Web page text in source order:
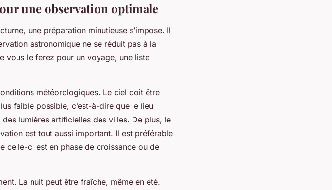
une observation optimale
une préparation minutieuse s’impose. Il
astronomique ne se réduit pas à la
vous le ferez pour un voyage, une liste
météorologiques. Le ciel doit être
faible possible, c’est-à-dire que le lieu
lumières artificielles des villes. De plus, le
est tout aussi important. Il est préférable
celle-ci est en phase de croissance ou de
La nuit peut être fraîche, même en été.